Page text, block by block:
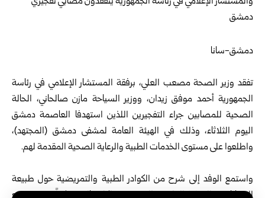
دمشق-سانا‏
تفقد وزير الصحةمصعب العلي، برفقة المستشار الإعلامي في رئاسة
الجمهورية أحمد موفق زيدان، ووزير السياحة مازن ‏صالحاني، الحالة
الصحية للمصابين جراء التفجيرين اللذين استهدفا العاصمة دمشق
اليوم الثلاثاء، وذلك في الهيئة العامة ‏لمشفى دمشق (المجتهد)،
واطلعوا على مستوى الخدمات الطبية والرعاية الصحية المقدمة لهم.‏
واستمع الوفد إلى شرح من الكوادر الطبية والتمريضية حول طبيعة